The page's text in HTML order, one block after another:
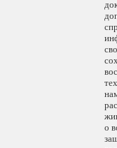
о